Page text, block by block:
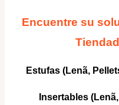
Encuentre su
Estufas (Lenã,
Insertables